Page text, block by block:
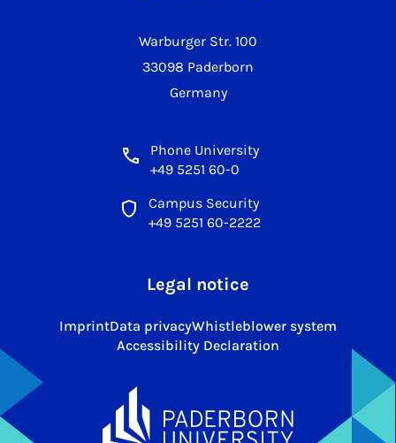
Warburger Str. 100
33098 Paderborn
Germany
Phone University
+49 5251 60-0
Campus Security
+49 5251 60-2222
Legal notice
ImprintData privacyWhistleblower system
Accessibility Declaration